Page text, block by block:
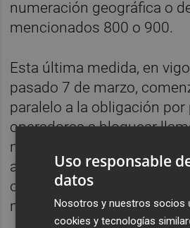
numeración geográfica o
mencionados 800 o 900.
Esta última medida, en
pasado 7 de marzo,
paralelo a la obligación por
operadoras a bloquear
números que no hayan
asignados o adjudicados a
operador o a un cliente, por
números que comienzan
Uso responsable
datos
Nosotros y nuestros socios
cookies y tecnologías